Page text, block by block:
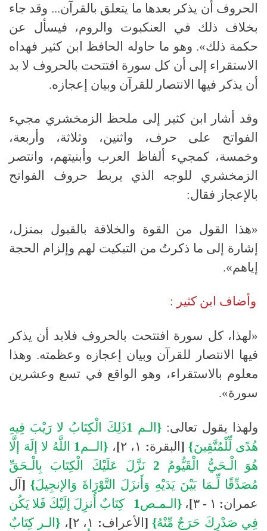
الحروف أن يذكر بعدها ما يتعلق بالقرآن... وقد جاء
بخلاف ذلك في العنكبوت والروم، فيسأل عن
حكمة ذلك». وهو ما حاوله الحافظ ابن كثير فهداه
الاستقراء إلى أن كل سورة افتتحت بالحروف لا بد
أن يذكر فيها الانتصار للقرآن وبيان إعجازه.
وقد أشار ابن كثير إلى ملحظ الزمخشري مجيء
الفواتح على حرف، واثنين، وثلاثة، وأربعة،
وخمسة، كمجيء ألفاظ العرب وأبنيتهم، وانتصر
الزمخشري للوجه الذي يربط حروف الفواتح
بالإعجاز فقال:
«هذا القول من القوة والخلاقة بالقبول بمنزل،
إشارة إلى ما ذكرتُ من التبكيت لهم وإلزام الحجة
إياهم».
وأضاف ابن كثير :
«لهذا، كل سورة افتتحت بالحروف فلابد أن يذكر
فيها الانتصار للقرآن وبيان إعجازه وعظمته. وهذا
معلوم بالاستقراء، وهو الواقع في تسع وعشرين
سورة»
.
ولهذا يقول تعالى:
{ الـم 1ذَلِكَ الْكِتَابُ لا رَيْبَ فِيهِ
هُدًى لِّلْمُتَّقِينَ}
[ البقرة: ١، ٢]، {الــم 1 اللَّهُ لا إلَهَ
إلَّا
هُوَ
الْـحَيُّ الْقَيُّومُ 2 نَزَّلَ عَلَيْكَ الْكِتَابَ
بِالْـحَقِّ
مُصَدِّقًا لِّـمَا بَيْنَ يَدَيْهِ وَأَنزَلَ التَّوْرَاةَ وَالإنجِيلَ}
[ آل
عمران: ١ - ٣]، { الـمـص1 كِتَابٌ أُنزِلَ إلَيْكَ فَلا يَكُن
فِي صَدْرِكَ حَرَجٌ مِّنْهُ}
[ الأعراف: ١، ٢]، {الـر كِتَابٌ